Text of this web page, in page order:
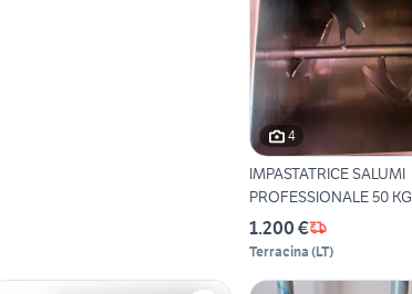
4
IMPASTATRICE SALUMI
PROFESSIONALE 50 KG
1.200 €
Terracina (LT)